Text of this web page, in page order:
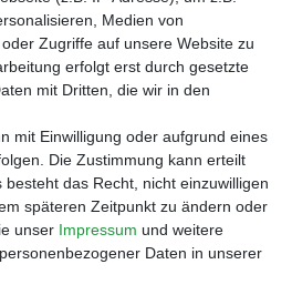
Medien von
Zugriffe auf unsere Website zu
erfolgt erst durch gesetzte
mit Dritten, die wir in den
mit Einwilligung oder aufgrund eines
Die Zustimmung kann erteilt
das Recht, nicht einzuwilligen
späteren Zeitpunkt zu ändern oder
unser Impressum und weitere
Daten in unserer